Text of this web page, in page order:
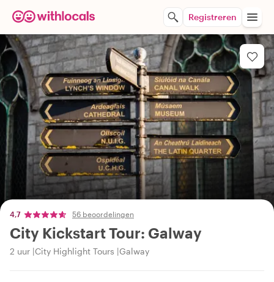
Registreren
4,7 56 beoordelingen
City Kickstart Tour: Galway
2 uur City Highlight Tours Galway